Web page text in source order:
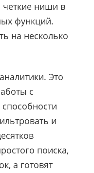
четкие ниши в
функций.
на несколько
Это
с
и
поиска,
а готовят